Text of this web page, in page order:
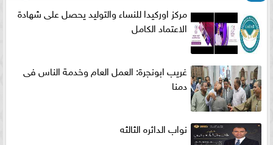
مركز اوركيدا للنساء والتوليد يحصل على شهادة
الاعتماد الكامل
غريب ابونجرة: العمل العام وخدمة الناس فى
دمنا
نواب الدائره الثالثه